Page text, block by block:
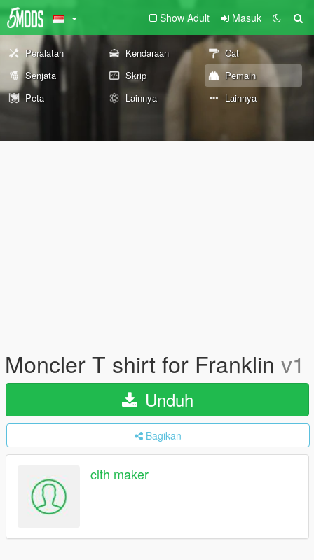
Show Adult Masuk
Peralatan Kendaraan
Cat
Senjata
Skrip
Pemain
Peta
Lainnya Lainnya
Moncler T shirt for Franklin v1
Unduh
Bagikan
clth maker